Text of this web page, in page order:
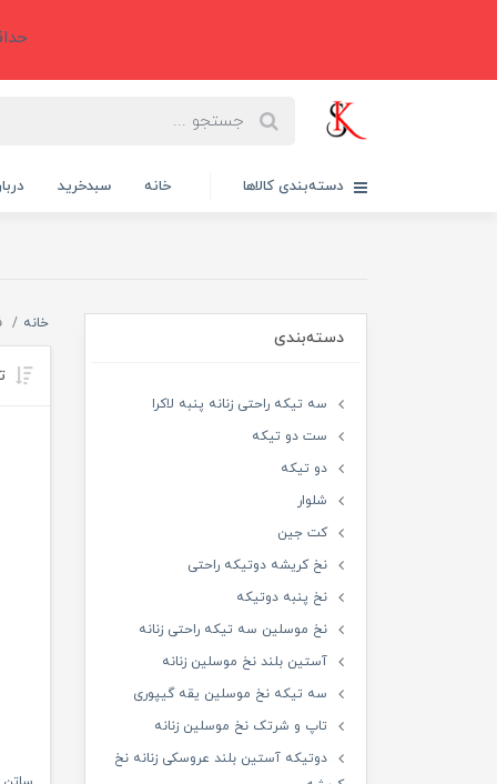
حداقل
دسته‌بندی کالاها خانه سبدخرید
دسته‌بندی
سه تیکه راحتی زنانه پنبه لاکرا
ست دو تیکه
دو تیکه
شلوار
کت جین
نخ کریشه دوتیکه راحتی
نخ پنبه دوتیکه
نخ موسلین سه تیکه راحتی زنانه
آستین بلند نخ موسلین زنانه
سه تیکه نخ موسلین یقه گیپوری
تاپ و شرتک نخ موسلین زنانه
دوتیکه آستین بلند عروسکی زنانه نخ
خانه